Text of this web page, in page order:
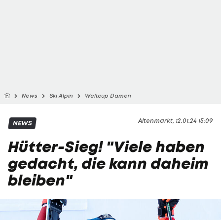
News Ski Alpin Weltcup Damen
Altenmarkt, 12.01.24 15:09
NEWS
Hütter-Sieg! "Viele haben
gedacht, die kann daheim
bleiben"